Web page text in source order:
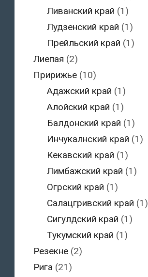
Ливанский край (1)
Лудзенский край (1)
Прейльский край (1)
Лиепая (2)
Пририжье(10)
Адажский край (1)
Алойский край (1)
Балдонский край (1)
Инчукалнский край (1)
Кекавский край (1)
Лимбажский край (1)
Огрский край (1)
Салацгривский край (1)
Сигулдский край (1)
Тукумский край (1)
Резекне(2)
Рига (21)